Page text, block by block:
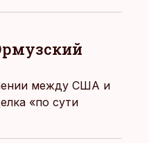
между США и
«по сути